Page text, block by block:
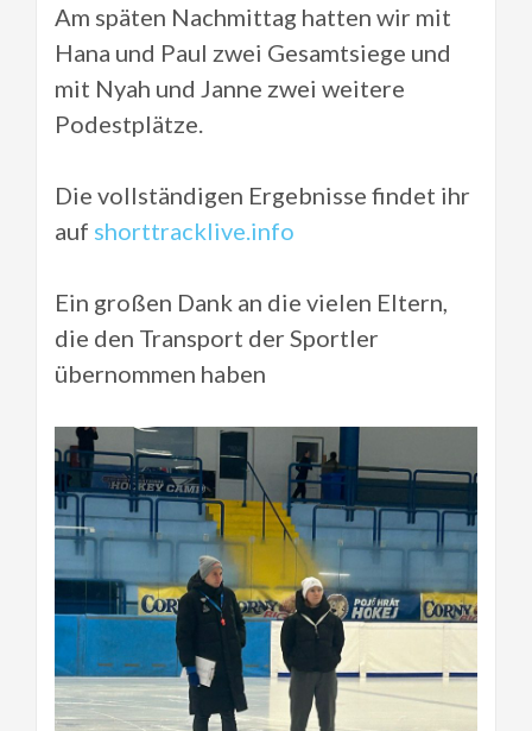
Am späten Nachmittag hatten wir mit
Hana und Paul zwei Gesamtsiege und
mit Nyah und Janne zwei weitere
Podestplätze.
Die vollständigen Ergebnisse findet ihr
auf shorttracklive.info
Ein großen Dank an die vielen Eltern,
die den Transport der Sportler
übernommen haben